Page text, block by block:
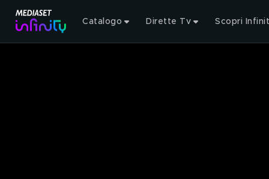
Catalogo Dirette Tv Scopri